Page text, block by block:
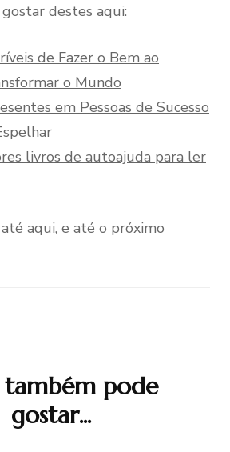
destes aqui:
de Fazer o Bem ao
o Mundo
em Pessoas de Sucesso
livros de autoajuda para ler
aqui, e até o próximo
também pode
gostar...